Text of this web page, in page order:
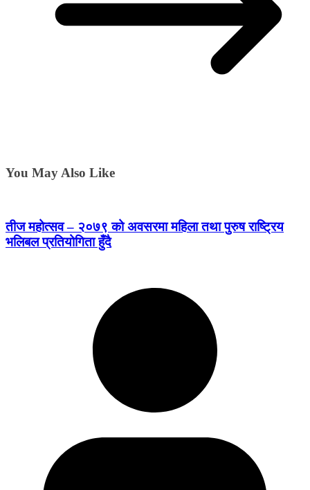
You May Also Like
तीज महोत्सव – २०७९ को अवसरमा महिला तथा पुरुष राष्ट्रिय
भलिबल प्रतियोगिता हुँदै